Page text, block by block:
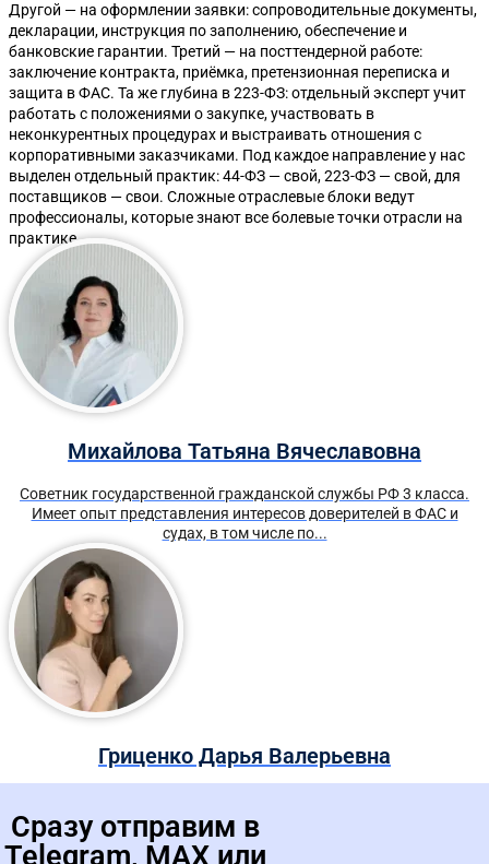
Другой — на оформлении заявки: сопроводительные документы,
декларации, инструкция по заполнению, обеспечение и
банковские гарантии. Третий — на посттендерной работе:
заключение контракта, приёмка, претензионная переписка и
защита в ФАС. Та же глубина в 223-ФЗ: отдельный эксперт учит
работать с положениями о закупке, участвовать в
неконкурентных процедурах и выстраивать отношения с
корпоративными заказчиками. Под каждое направление у нас
выделен отдельный практик: 44-ФЗ — свой, 223-ФЗ — свой, для
поставщиков — свои. Сложные отраслевые блоки ведут
профессионалы, которые знают все болевые точки отрасли на
практике.
Михайлова Татьяна Вячеславовна
Советник государственной гражданской службы РФ 3 класса.
Имеет опыт представления интересов доверителей в ФАС и
судах, в том числе по...
Гриценко Дарья Валерьевна
успешно сочетающий работу как со стороны заказчика (по 44-
ФЗ), так и...